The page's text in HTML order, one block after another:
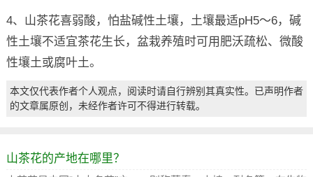
4、山茶花喜弱酸，怕盐碱性土壤，土壤最适pH5～6，碱
性土壤不适宜茶花生长，盆栽养殖时可用肥沃疏松、微酸
性壤土或腐叶土。
本文仅代表作者个人观点，阅读时请自行辨别其真实性。已声明作者
的文章属原创，未经作者许可不得进行转载。
山茶花的产地在哪里？